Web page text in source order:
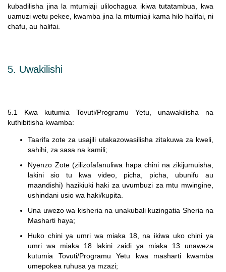
kubadilisha jina la mtumiaji ulilochagua ikiwa tutatambua, kwa
uamuzi wetu pekee, kwamba jina la mtumiaji kama hilo halifai, ni
chafu, au halifai.
5. Uwakilishi
5.1 Kwa kutumia Tovuti/Programu Yetu, unawakilisha na
kuthibitisha kwamba:
Taarifa zote za usajili utakazowasilisha zitakuwa za kweli,
sahihi, za sasa na kamili;
Nyenzo Zote (zilizofafanuliwa hapa chini na zikijumuisha,
lakini sio tu kwa video, picha, picha, ubunifu au
maandishi) hazikiuki haki za uvumbuzi za mtu mwingine,
ushindani usio wa haki/kupita.
Una uwezo wa kisheria na unakubali kuzingatia Sheria na
Masharti haya;
Huko chini ya umri wa miaka 18, na ikiwa uko chini ya
umri wa miaka 18 lakini zaidi ya miaka 13 unaweza
kutumia Tovuti/Programu Yetu kwa masharti kwamba
umepokea ruhusa ya mzazi;